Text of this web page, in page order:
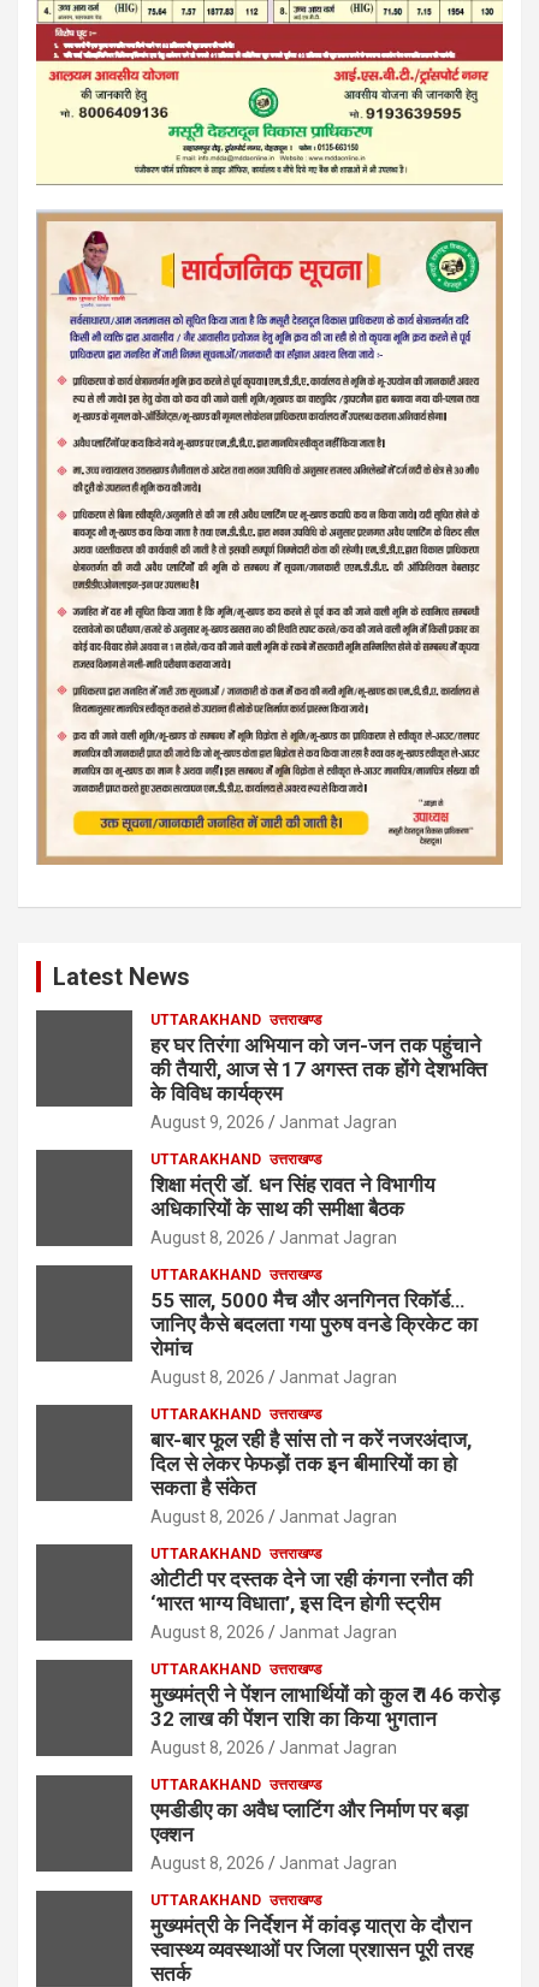
Latest News
UTTARAKHAND उत्तराखण्ड
हर घर तिरंगा अभियान को जन-जन तक पहुंचाने
की तैयारी, आज से 17 अगस्त तक होंगे देशभक्ति
के विविध कार्यक्रम
August 9, 2026 Janmat Jagran
UTTARAKHAND उत्तराखण्ड
शिक्षा मंत्री डॉ. धन सिंह रावत ने विभागीय
अधिकारियों के साथ की समीक्षा बैठक
August 8, 2026 Janmat Jagran
UTTARAKHAND उत्तराखण्ड
55 साल, 5000 मैच और अनगिनत रिकॉर्ड…
जानिए कैसे बदलता गया पुरुष वनडे क्रिकेट का
रोमांच
August 8, 2026 Janmat Jagran
UTTARAKHAND उत्तराखण्ड
बार-बार फूल रही है सांस तो न करें नजरअंदाज,
दिल से लेकर फेफड़ों तक इन बीमारियों का हो
सकता है संकेत
August 8, 2026 Janmat Jagran
UTTARAKHAND उत्तराखण्ड
ओटीटी पर दस्तक देने जा रही कंगना रनौत की
‘भारत भाग्य विधाता’, इस दिन होगी स्ट्रीम
August 8, 2026 Janmat Jagran
UTTARAKHAND उत्तराखण्ड
मुख्यमंत्री ने पेंशन लाभार्थियों को कुल ₹ 146 करोड़
32 लाख की पेंशन राशि का किया भुगतान
August 8, 2026 Janmat Jagran
UTTARAKHAND उत्तराखण्ड
एमडीडीए का अवैध प्लाटिंग और निर्माण पर बड़ा
एक्शन
August 8, 2026 Janmat Jagran
UTTARAKHAND उत्तराखण्ड
मुख्यमंत्री के निर्देशन में कांवड़ यात्रा के दौरान
स्वास्थ्य व्यवस्थाओं पर जिला प्रशासन पूरी तरह
सतर्क